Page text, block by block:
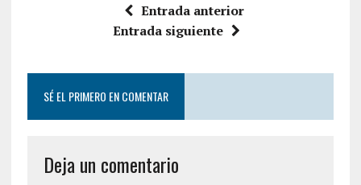
Entrada anterior
Entrada siguiente
SÉ EL PRIMERO EN COMENTAR
Deja un comentario